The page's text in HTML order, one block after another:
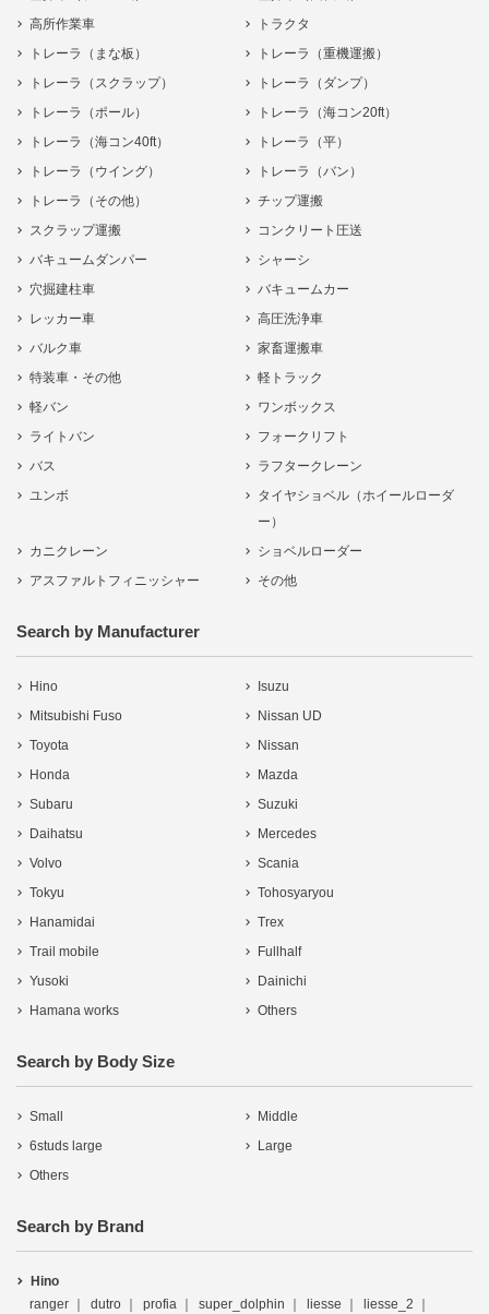
高所作業車
トラクタ
トレーラ（まな板）
トレーラ（重機運搬）
トレーラ（スクラップ）
トレーラ（ダンプ）
トレーラ（ポール）
トレーラ（海コン20ft）
トレーラ（海コン40ft）
トレーラ（平）
トレーラ（ウイング）
トレーラ（バン）
トレーラ（その他）
チップ運搬
スクラップ運搬
コンクリート圧送
バキュームダンパー
シャーシ
穴掘建柱車
バキュームカー
レッカー車
高圧洗浄車
バルク車
家畜運搬車
特装車・その他
軽トラック
軽バン
ワンボックス
ライトバン
フォークリフト
バス
ラフタークレーン
ユンボ
タイヤショベル（ホイールローダ
ー）
カニクレーン
ショベルローダー
アスファルトフィニッシャー
その他
Search by Manufacturer
Hino
Isuzu
Mitsubishi Fuso
Nissan UD
Toyota
Nissan
Honda
Mazda
Subaru
Suzuki
Daihatsu
Mercedes
Volvo
Scania
Tokyu
Tohosyaryou
Hanamidai
Trex
Trail mobile
Fullhalf
Yusoki
Dainichi
Hamana works
Others
Search by Body Size
Small
Middle
6studs large
Large
Others
Search by Brand
Hino
ranger
dutro profia super_dolphin liesse
liesse_2